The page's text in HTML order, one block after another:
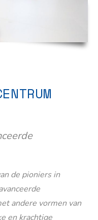
de pioniers in
andere vormen van
en krachtige